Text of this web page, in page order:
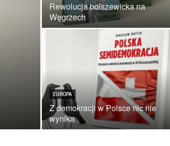
Rewolucja bolszewicka na
Węgrzech
EUROPA
Z demokracji w Polsce nic nie
wynika